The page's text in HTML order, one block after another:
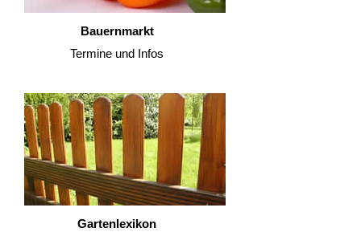
Bauernmarkt
Termine und Infos
Gartenlexikon